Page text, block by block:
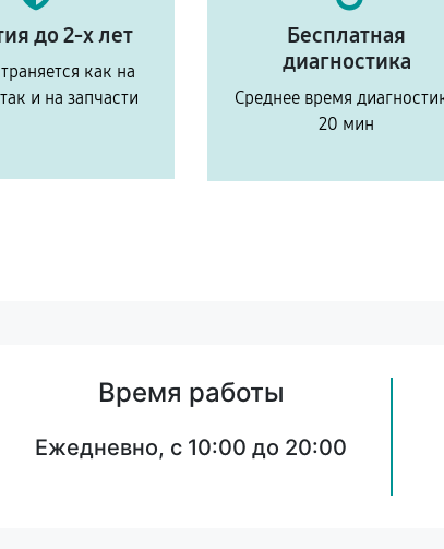
до 2-х лет
как на
и на запчасти
Бесплатная
диагностика
Среднее время
20 мин
Время работы
Ежедневно, с 10:00 до 20:00